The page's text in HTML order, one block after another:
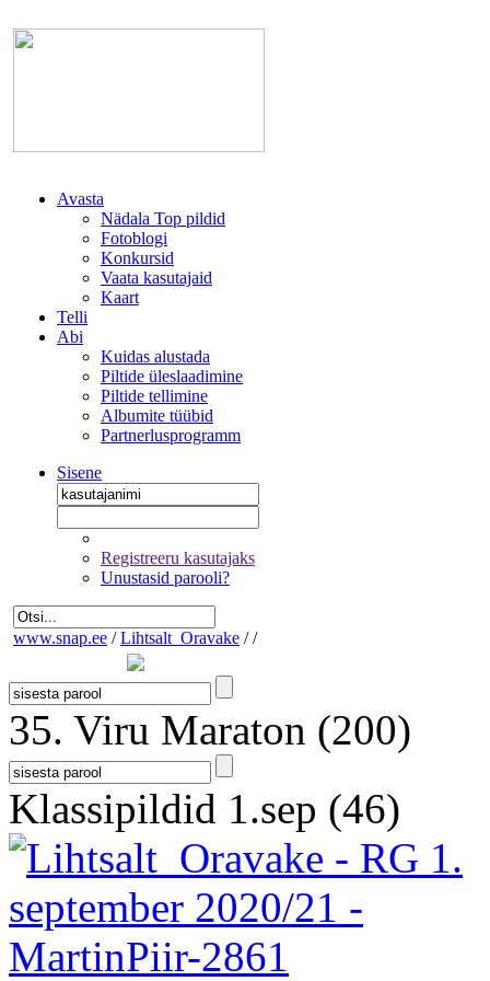
Avasta
Nädala Top pildid
Fotoblogi
Konkursid
Vaata kasutajaid
Kaart
Telli
Abi
Kuidas alustada
Piltide üleslaadimine
Piltide tellimine
Albumite tüübid
Partnerlusprogramm
Sisene
Registreeru kasutajaks
Unustasid parooli?
www.snap.ee / Lihtsalt_Oravake / /
35. Viru Maraton (200)
Klassipildid 1.sep (46)